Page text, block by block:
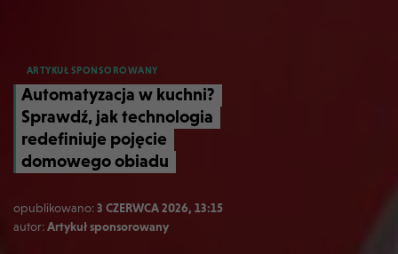
ARTYKUŁ SPONSOROWANY
Automatyzacja w kuchni?
Sprawdź, jak technologia
redefiniuje pojęcie
domowego obiadu
opublikowano:3 CZERWCA 2026, 13:15
autor:Artykuł sponsorowany